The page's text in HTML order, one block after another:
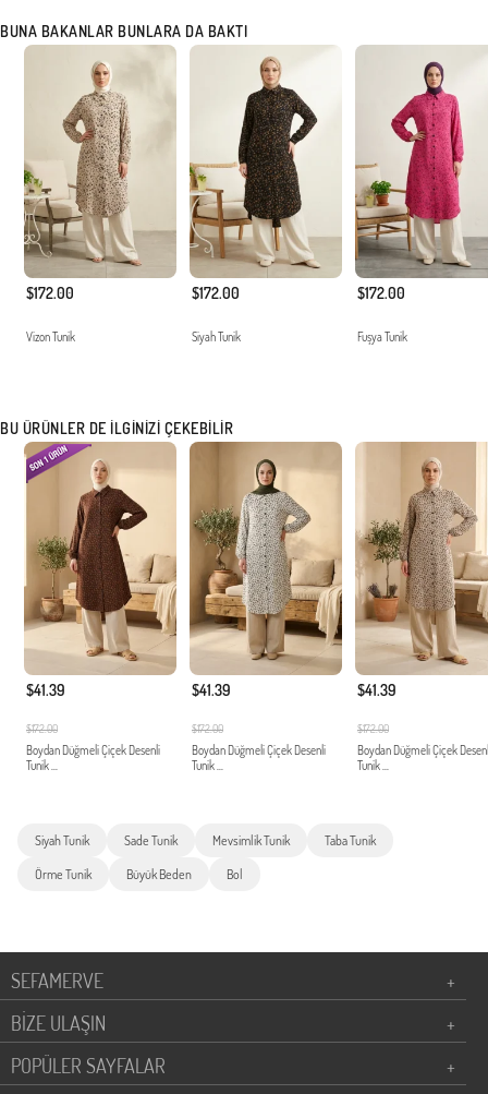
BUNA BAKANLAR BUNLARA DA BAKTI
$172.00
Vizon Tunik
$172.00
Siyah Tunik
$172.00
Fuşya Tunik
BU ÜRÜNLER DE İLGINIZI ÇEKEBILIR
$41.39
$172.00
Boydan Düğmeli Çiçek Desenli
Tunik ...
$41.39
$172.00
Boydan Düğmeli Çiçek Desenli
Tunik ...
$41.39
$172.00
Boydan Düğmeli Çiçek
Tunik ...
Siyah Tunik Sade Tunik Mevsimlik Tunik Taba Tunik
Örme Tunik Büyük Beden Bol
SEFAMERVE
+
BİZE ULAŞIN
+
POPÜLER SAYFALAR
+